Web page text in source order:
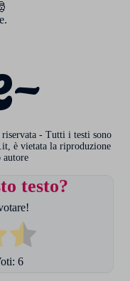
- Tutti i testi sono
è vietata la riproduzione
autore
testo?
6